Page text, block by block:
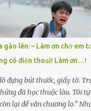
cày thuê từ 4h sáng rồi lại
lắm, bảo: “Thằng Trí
đó!” Trí có ba cô em gái:
còn sống, mong tụi nhỏ
Nhưng hoa có đẹp mấy
đá và khốn khó. Năm đó,
gào lên: – Làm ơn chở em
có điện thoại! Làm ơn…!
đựng bút thước, giấy tờ.
đã học thuộc làu. Tôi
lại để văn chương lo.”